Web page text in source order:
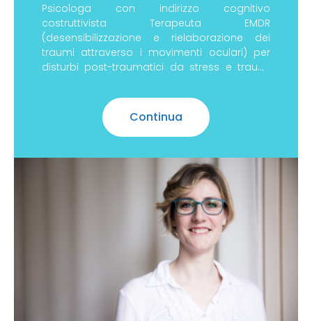
Psicologa con indirizzo cognitivo
costruttivista Terapeuta EMDR
(desensibilizzazione e rielaborazione dei
traumi attraverso i movimenti oculari) per
disturbi post-traumatici da stress e traumi
Continua